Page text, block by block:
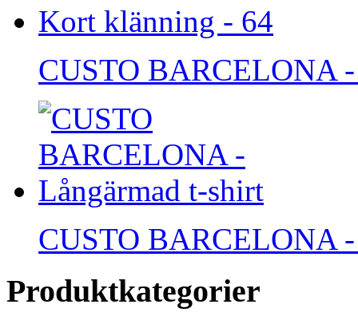
CUSTO BARCELONA
CUSTO BARCELONA
Produktkategorier